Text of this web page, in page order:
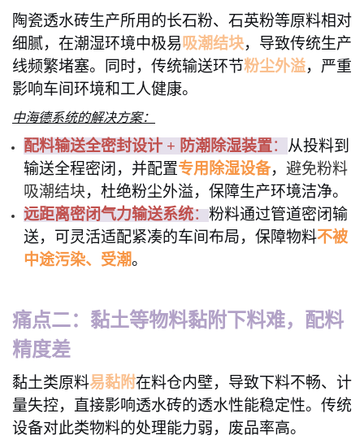
陶瓷透水砖生产所用的长石粉、石英粉等原料相对
细腻，在潮湿环境中极易吸潮结块，导致传统生产
线频繁堵塞。同时，传统输送环节粉尘外溢，严重
影响车间环境和工人健康。
中海德系统的解决方案：
配料输送全密封设计 + 防潮除湿装置： 从投料到
输送全程密闭，并配置专用除湿设备， 避免粉料
吸潮结块，杜绝粉尘外溢，保障生产环境洁净。
远距离密闭气力输送系统：粉料通过管道密闭输
送，可灵活适配紧凑的车间布局，保障物料不被
中途污染、受潮。
痛点二：黏土等物料黏附下料难，配料
精度差
黏土类原料易黏附在料仓内壁，导致下料不畅、计
量失控，直接影响透水砖的透水性能稳定性。传统
设备对此类物料的处理能力弱，废品率高。